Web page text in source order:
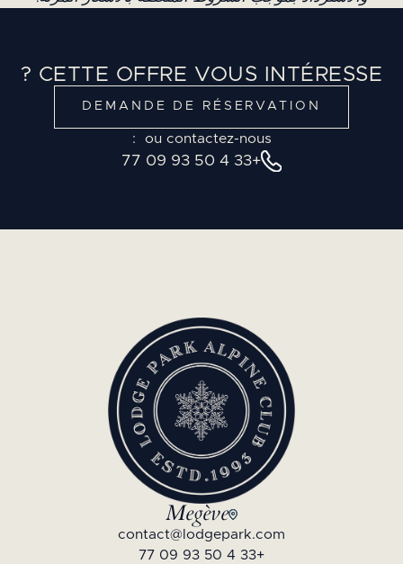
CETTE OFFRE VOUS INTÉRESSE ?
DEMANDE DE RÉSERVATION
ou contactez-nous :
+33 4 50 93 09 77
Megève
contact@lodgepark.com
+33 4 50 93 09 77